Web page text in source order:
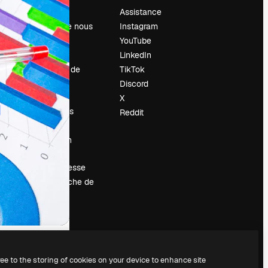
Prix
À propos de nous
Avis
Carrières
Tendances de
recherche
Blog
Événements
Slidesgo
Vendre mon
contenu
Salle de presse
À la recherche de
magnific.ai
Assistance
Instagram
YouTube
LinkedIn
TikTok
Discord
X
Reddit
to the storing of cookies on your device to enhance site